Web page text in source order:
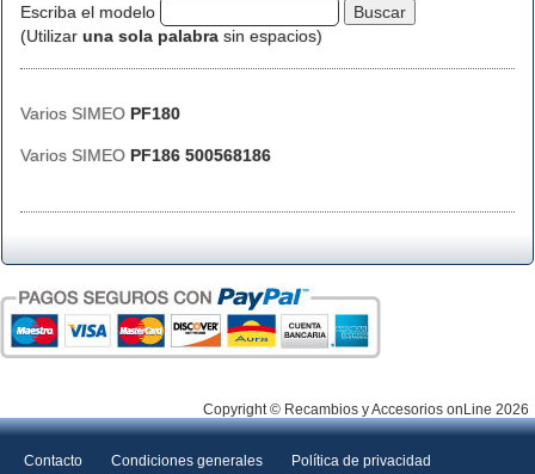
Escriba el modelo
(Utilizar una sola palabra sin espacios)
Varios SIMEO PF180
Varios SIMEO PF186 500568186
Copyright © Recambios y Accesorios onLine 2026
Contacto Condiciones generales Política de privacidad